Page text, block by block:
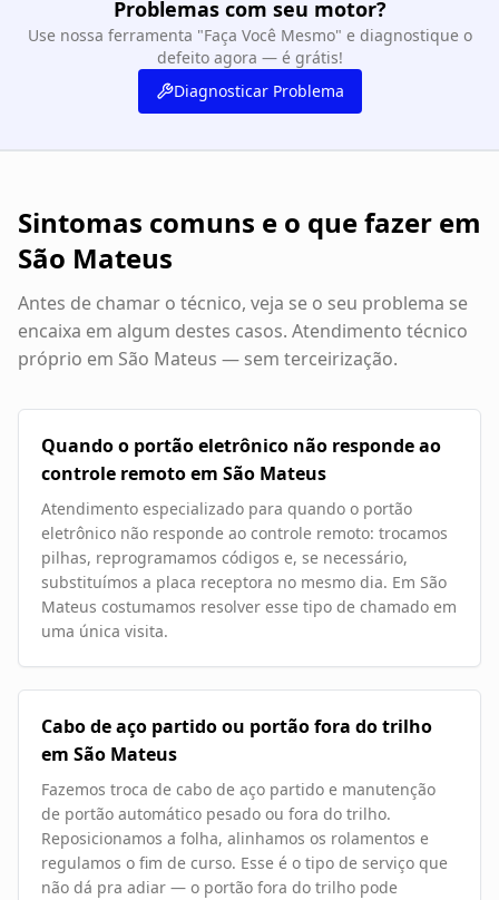
Problemas com seu motor?
Use nossa ferramenta "Faça Você Mesmo" e diagnostique o
defeito agora — é grátis!
Diagnosticar Problema
Sintomas comuns e o que fazer em
São Mateus
Antes de chamar o técnico, veja se o seu problema se
encaixa em algum destes casos. Atendimento técnico
próprio em São Mateus — sem terceirização.
Quando o portão eletrônico não responde ao
controle remoto em São Mateus
Atendimento especializado para quando o portão
eletrônico não responde ao controle remoto: trocamos
pilhas, reprogramamos códigos e, se necessário,
substituímos a placa receptora no mesmo dia. Em São
Mateus costumamos resolver esse tipo de chamado em
uma única visita.
Cabo de aço partido ou portão fora do trilho
em São Mateus
Fazemos troca de cabo de aço partido e manutenção
de portão automático pesado ou fora do trilho.
Reposicionamos a folha, alinhamos os rolamentos e
regulamos o fim de curso. Esse é o tipo de serviço que
não dá pra adiar — o portão fora do trilho pode